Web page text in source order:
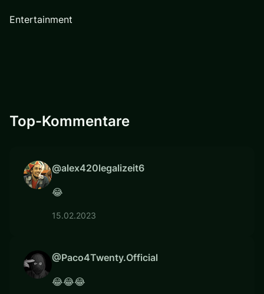
Entertainment
Top-Kommentare
@alex420legalizeit6
😂
15.02.2023
@Paco4Twenty.Official
😂😂😂